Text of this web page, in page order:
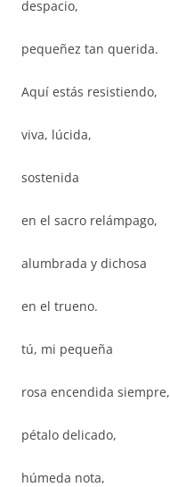
despacio,
pequeñez tan querida.
Aquí estás resistiendo,
viva, lúcida,
sostenida
en el sacro relámpago,
alumbrada y dichosa
en el trueno.
tú, mi pequeña
rosa encendida siempre,
pétalo delicado,
húmeda nota,